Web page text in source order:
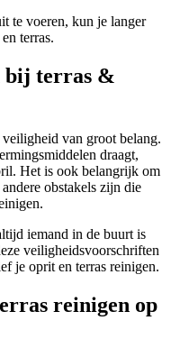
te voeren, kun je langer
terras.
bij terras &
van groot belang.
draagt,
Het is ook belangrijk om
obstakels zijn die
iemand in de buurt is
veiligheidsvoorschriften
je oprit en terras reinigen.
reinigen op